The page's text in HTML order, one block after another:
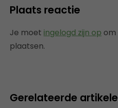
Plaats reactie
Je moet ingelogd zijn op
plaatsen.
Gerelateerde